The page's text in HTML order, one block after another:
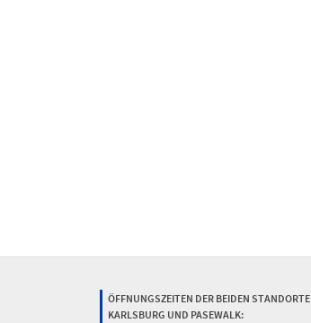
ÖFFNUNGSZEITEN DER BEIDEN STANDORTE
KARLSBURG UND PASEWALK: